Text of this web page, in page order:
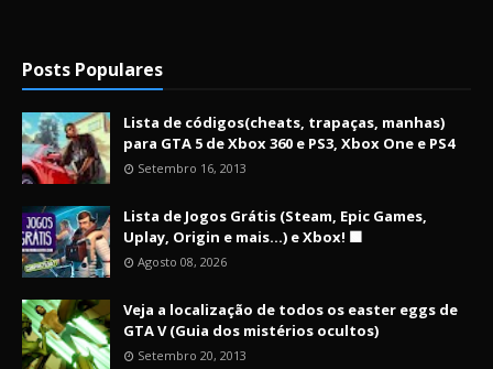
Posts Populares
Lista de códigos(cheats, trapaças, manhas)
para GTA 5 de Xbox 360 e PS3, Xbox One e PS4
Setembro 16, 2013
Lista de Jogos Grátis (Steam, Epic Games,
Uplay, Origin e mais...) e Xbox! 🟩
Agosto 08, 2026
Veja a localização de todos os easter eggs de
GTA V (Guia dos mistérios ocultos)
Setembro 20, 2013